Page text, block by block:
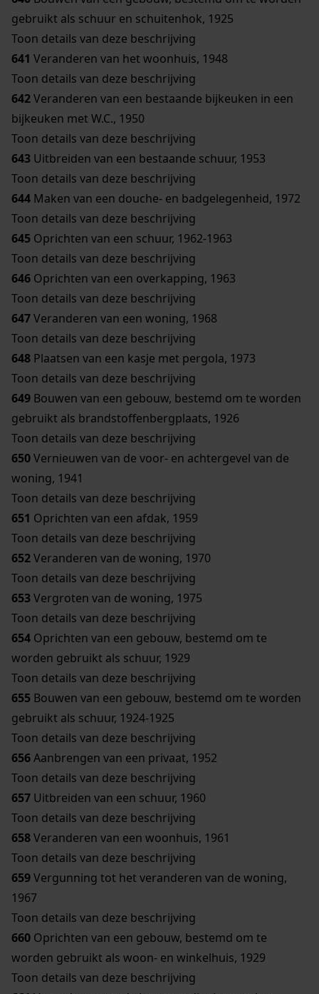
gebruikt als schuur en schuitenhok, 1925
Toon details van deze beschrijving
641 Veranderen van het woonhuis, 1948
Toon details van deze beschrijving
642Veranderen van een bestaande bijkeuken in een
bijkeuken met W.C., 1950
Toon details van deze beschrijving
643 Uitbreiden van een bestaande schuur, 1953
Toon details van deze beschrijving
644 Maken van een douche- en badgelegenheid, 1972
Toon details van deze beschrijving
645 Oprichten van een schuur, 1962-1963
Toon details van deze beschrijving
646 Oprichten van een overkapping, 1963
Toon details van deze beschrijving
647Veranderen van een woning, 1968
Toon details van deze beschrijving
648 Plaatsen van een kasje met pergola, 1973
Toon details van deze beschrijving
649 Bouwen van een gebouw, bestemd om te worden
gebruikt als brandstoffenbergplaats, 1926
Toon details van deze beschrijving
650Vernieuwen van de voor- en achtergevel van de
woning, 1941
Toon details van deze beschrijving
651 Oprichten van een afdak, 1959
Toon details van deze beschrijving
652Veranderen van de woning, 1970
Toon details van deze beschrijving
653Vergroten van de woning, 1975
Toon details van deze beschrijving
654 Oprichten van een gebouw, bestemd om te
worden gebruikt als schuur, 1929
Toon details van deze beschrijving
655 Bouwen van een gebouw, bestemd om te worden
gebruikt als schuur, 1924-1925
Toon details van deze beschrijving
656Aanbrengen van een privaat, 1952
Toon details van deze beschrijving
657 Uitbreiden van een schuur, 1960
Toon details van deze beschrijving
658Veranderen van een woonhuis, 1961
Toon details van deze beschrijving
659Vergunning tot het veranderen van de woning,
1967
Toon details van deze beschrijving
660 Oprichten van een gebouw, bestemd om te
worden gebruikt als woon- en winkelhuis, 1929
Toon details van deze beschrijving